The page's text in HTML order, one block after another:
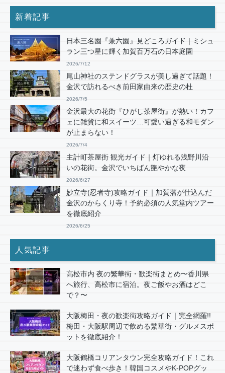
新着記事
日本三名園『兼六園』見どころガイド｜ミシュ
ラン三つ星に輝く加賀百万石の日本庭園
2026/7/12
尾山神社のステンドグラスが美し過ぎて話題！
金沢で訪れるべき前田家由来の歴史の杜
2026/7/5
金沢最大の花街『ひがし茶屋街』が熱い！カフ
ェに雑貨に和スイーツ…可愛い過ぎる和モダン
が止まらない！
2026/7/4
主計町茶屋街 観光ガイド｜灯ゆれる浅野川沿
いの花街。金沢でいちばん艶やかな夜
2026/6/27
妙立寺(忍者寺)攻略ガイド｜加賀藩が仕込んだ
金沢のからくり寺！予約必須の人気堂内ツアー
を徹底紹介
2026/6/25
人気記事
高松市内 夜の繁華街・歓楽街まとめ〜香川県
へ旅行、高松市に宿泊。夜ご飯やお酒はどこ
で？〜
大阪梅田・夜の歓楽街攻略ガイド｜完全網羅!!
梅田・大阪駅周辺で飲める繁華街・グルメスポ
ットを徹底紹介！
大阪鶴橋コリアンタウン完全攻略ガイド！これ
で迷わず食べ歩き！韓国コスメやK-POPグッ